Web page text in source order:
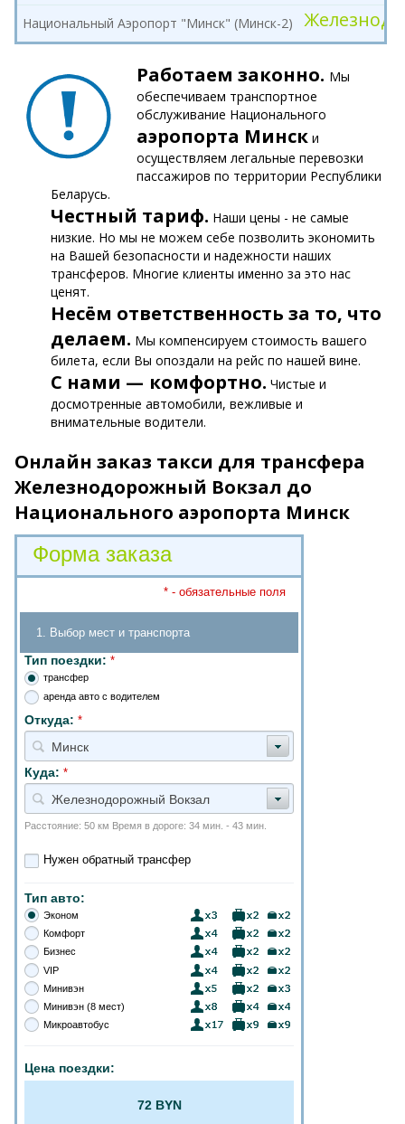
Национальный Аэропорт "Минск" (Минск-2)
Работаем законно. Мы
обеспечиваем транспортное
обслуживание Национального
аэропорта Минск и
осуществляем легальные перевозки
пассажиров по территории Республики
Беларусь.
Честный тариф. Наши цены - не самые
низкие. Но мы не можем себе позволить экономить
на Вашей безопасности и надежности наших
трансферов. Многие клиенты именно за это нас
ценят.
Несём ответственность за то, что
делаем. Мы компенсируем стоимость вашего
билета, если Вы опоздали на рейс по нашей вине.
С нами — комфортно. Чистые и
досмотренные автомобили, вежливые и
внимательные водители.
Онлайн заказ такси для трансфера
Железнодорожный Вокзал до
Национального аэропорта Минск
Форма заказа
* - обязательные поля
1. Выбор мест и транспорта
Тип поездки: *
трансфер
аренда авто с водителем
Откуда: *
Минск
Куда: *
Железнодорожный Вокзал
Расстояние: 50 км Время в дороге: 34 мин. - 43 мин.
Нужен обратный трансфер
Тип авто:
Эконом
Комфорт
Бизнес
VIP
Минивэн
Минивэн (8 мест)
Микроавтобус
Цена поездки:
72 BYN